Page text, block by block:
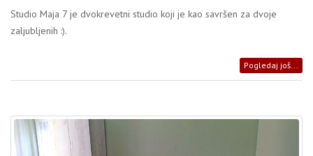
Studio Maja 7 je dvokrevetni studio koji je kao savršen za dvoje
zaljubljenih :).
Pogledaj još...